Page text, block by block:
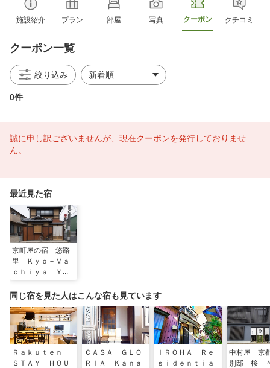
施設紹介 プラン 部屋 写真 クーポン クチコミ
クーポン一覧
絞り込み
0件
誠に申し訳ございませんが、現在クーポンを発行しておりませ
ん。
最近見た宿
京町屋の宿 悠路
里 Ｋｙｏ－Ｍａ
ｃｈｉｙａ Ｙｕ
同じ宿を見た人はこんな宿も見ています
Ｒａｋｕｔｅｎ
ＳＴＡＹ ＨＯＵ
ＣＡＳＡ ＧＬＯ
ＲＩＡ Ｋａｎａ
ＩＲＯＨＡ Ｒｅ
ｓｉｄｅｎｔｉａ
中村屋 京
別邸 桜